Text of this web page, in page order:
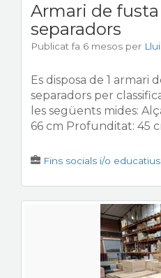
Armari de
separadors
Publicat fa 6 mesos per
Es disposa de 1 armari
separadors per
les següents mides:
66 cm Profunditat: 45
Fins socials i/o educatius